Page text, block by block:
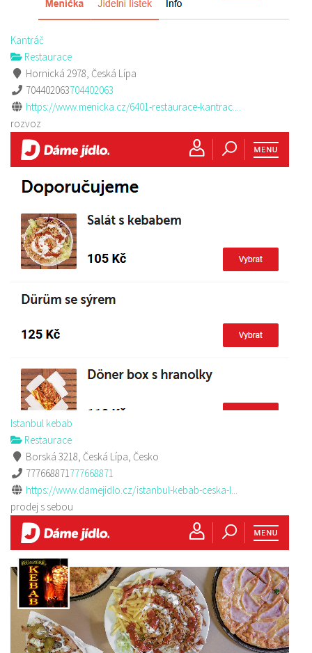
Kantráč
Restaurace
Hornická 2978, Česká Lípa
704402063704402063
https://www.menicka.cz/6401-restaurace-kantrac....
rozvoz
Istanbul kebab
Restaurace
Borská 3218, Česká Lípa, Česko
777668871777668871
https://www.damejidlo.cz/istanbul-kebab-ceska-l...
prodej s sebou